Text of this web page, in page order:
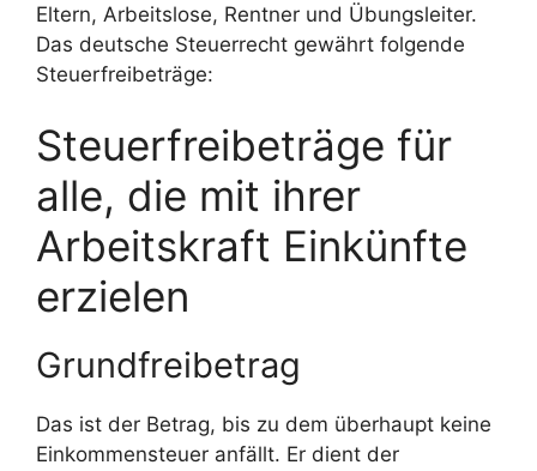
Eltern, Arbeitslose, Rentner und Übungsleiter.
Das deutsche Steuerrecht gewährt folgende
Steuerfreibeträge:
Steuerfreibeträge für
alle, die mit ihrer
Arbeitskraft Einkünfte
erzielen
Grundfreibetrag
Das ist der Betrag, bis zu dem überhaupt keine
Einkommensteuer anfällt. Er dient der